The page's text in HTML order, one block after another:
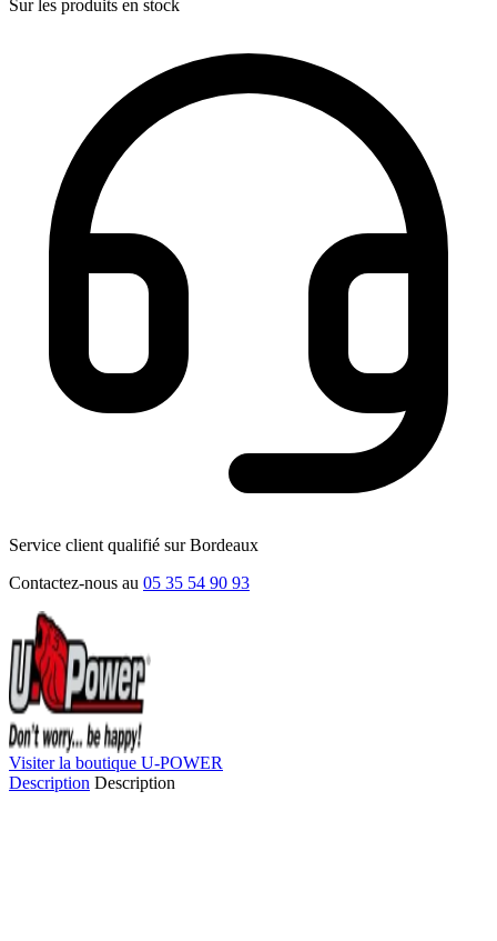
Sur les produits en stock
Service client qualifié sur Bordeaux
Contactez-nous au 05 35 54 90 93
Visiter la boutique U-POWER
Description Description